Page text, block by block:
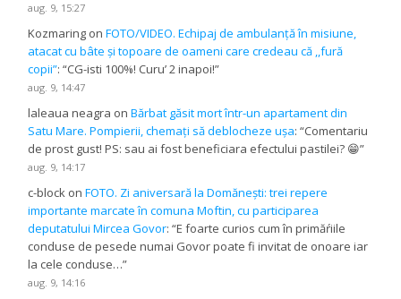
aug. 9, 15:27
Kozmaring onFOTO/VIDEO. Echipaj de ambulanță în misiune,
atacat cu bâte și topoare de oameni care credeau că ,,fură
copii”: “CG-isti 100%! Curu’ 2 inapoi!”
aug. 9, 14:47
laleaua neagra onBărbat găsit mort într-un apartament din
Satu Mare. Pompierii, chemați să deblocheze ușa: “Comentariu
de prost gust! PS: sau ai fost beneficiara efectului pastilei? 😁”
aug. 9, 14:17
c-block onFOTO. Zi aniversară la Domănești: trei repere
importante marcate în comuna Moftin, cu participarea
deputatului Mircea Govor: “E foarte curios cum în primăŕiile
conduse de pesede numai Govor poate fi invitat de onoare iar
la cele conduse…”
aug. 9, 14:16